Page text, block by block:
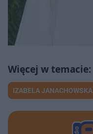
IZABELA JANACHOWSKA